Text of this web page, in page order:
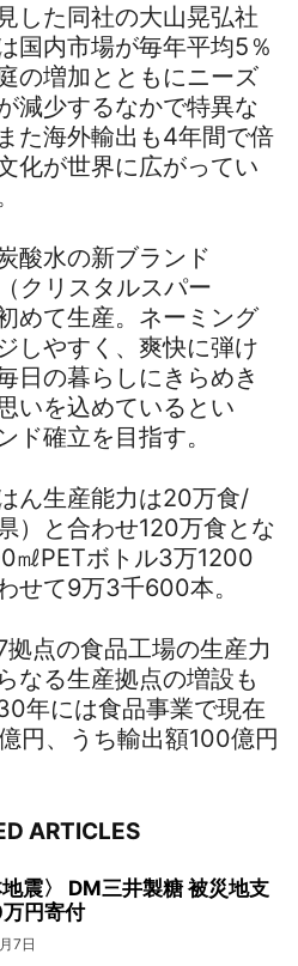
した同社の大山晃弘社
国内市場が毎年平均5％
の増加とともにニーズ
減少するなかで特異な
た海外輸出も4年間で倍
化が世界に広がってい
酸水の新ブランド
クリスタルスパー
めて生産。ネーミング
しやすく、爽快に弾け
日の暮らしにきらめき
いを込めているとい
ド確立を目指す。
ん生産能力は20万食/
）と合わせ120万食とな
㎖PETボトル3万1200
せて9万3千600本。
点の食品工場の生産力
なる生産拠点の増設も
年には食品事業で現在
円、うち輸出額100億円
ARTICLES
地震〉 DM三井製糖 被災地支
円寄付
7日